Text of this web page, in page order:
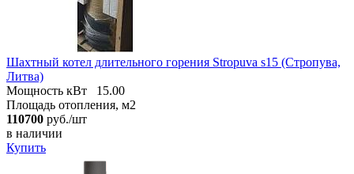
Шахтный котел длительного горения Stropuva s15 (Стропува,
Литва)
Мощность кВт
15.00
Площадь отопления, м2
110700 руб./шт
в наличии
Купить